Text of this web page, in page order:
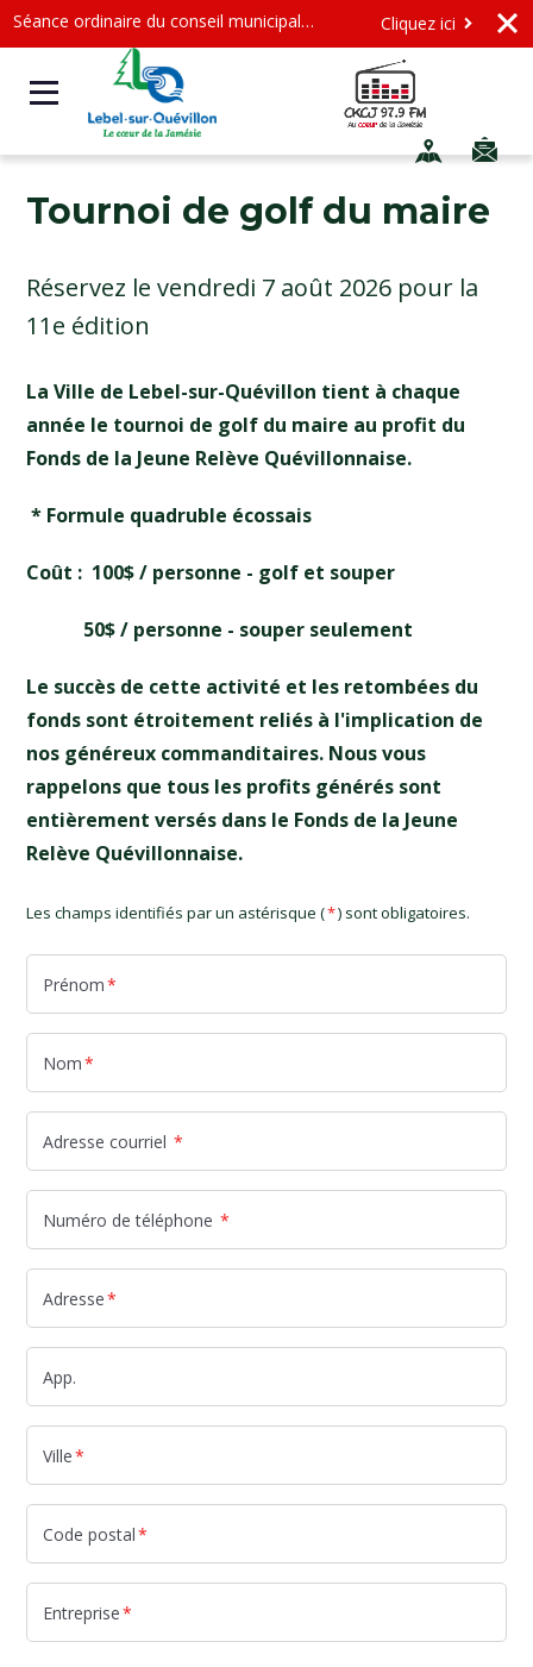
Séance ordinaire du conseil municipal - Mercredi le 12 août 2026 à 19 h Cliquez ici
Tournoi de golf du maire
Réservez le vendredi 7 août 2026 pour la
11e édition
La Ville de Lebel-sur-Quévillon tient à chaque
année le tournoi de golf du maire au profit du
Fonds de la Jeune Relève Quévillonnaise.
* Formule quadruble écossais
Coût : 100$ / personne - golf et souper
50$ / personne - souper seulement
Le succès de cette activité et les retombées du
fonds sont étroitement reliés à l'implication de
nos généreux commanditaires. Nous vous
rappelons que tous les profits générés sont
entièrement versés dans le Fonds de la Jeune
Relève Quévillonnaise.
Les champs identifiés par un astérisque (*) sont obligatoires.
Prénom*
Nom*
Adresse courriel *
Numéro de téléphone *
Adresse*
App.
Ville*
Code postal*
Entreprise*